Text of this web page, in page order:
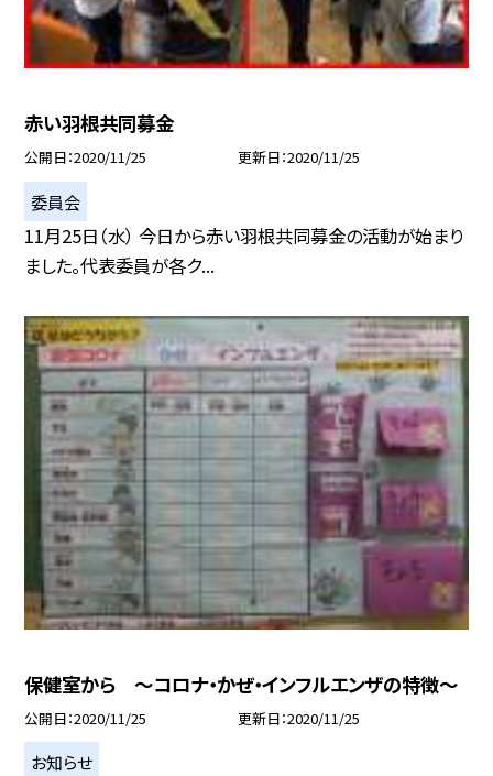
赤い羽根共同募金
公開日 2020/11/25 更新日 2020/11/25
委員会
11月25日（水） 今日から赤い羽根共同募金の活動が始まり
ました。代表委員が各ク...
保健室から 〜コロナ・かぜ・インフルエンザの特徴〜
公開日 2020/11/25 更新日 2020/11/25
お知らせ